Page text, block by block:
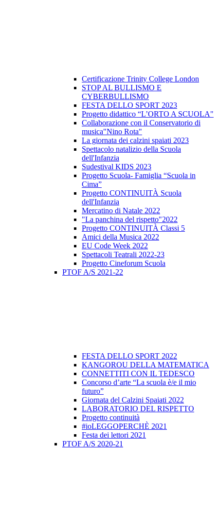
Certificazione Trinity College London
STOP AL BULLISMO E
CYBERBULLISMO
FESTA DELLO SPORT 2023
Progetto didattico “L’ORTO A SCUOLA"
Collaborazione con il Conservatorio di
musica"Nino Rota"
La giornata dei calzini spaiati 2023
Spettacolo natalizio della Scuola
dell'Infanzia
Sudestival KIDS 2023
Progetto Scuola- Famiglia “Scuola in
Cima”
Progetto CONTINUITÀ Scuola
dell'Infanzia
Mercatino di Natale 2022
"La panchina del rispetto"2022
Progetto CONTINUITÀ Classi 5
Amici della Musica 2022
EU Code Week 2022
Spettacoli Teatrali 2022-23
Progetto Cineforum Scuola
PTOF A/S 2021-22
FESTA DELLO SPORT 2022
KANGOROU DELLA MATEMATICA
CONNETTITI CON IL TEDESCO
Concorso d’arte “La scuola è/e il mio
futuro”
Giornata del Calzini Spaiati 2022
LABORATORIO DEL RISPETTO
Progetto continuità
#ioLEGGOPERCHÈ 2021
Festa dei lettori 2021
PTOF A/S 2020-21